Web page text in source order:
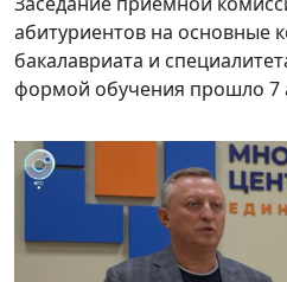
абитуриентов на основные
бакалавриата и
формой обучения прошло 7